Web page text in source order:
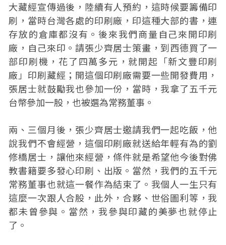
大藏經宣傳過後，陸續有人預約，這時候要籌備印
刷，當時台灣各處的印刷廠，印這種大部的書，連
存放的倉庫都沒有。後來我們商量自己來開印刷
廠，自己來印。請張少齊居士策畫，到西德買了一
部印刷機，花了四萬多元，就開起「新文豐印刷
廠」印刷藏經；開這個印刷廠需要一些開發費用，
張居士就鼓勵我也參加一份，當時，我拿了五千元
台幣參加一股，也被選為常務董事。
兩、三個月後，張少齊居士邀請我們一起吃飯，他
說我們不會經營，這個印刷廠就送給年輕有為的劉
修橋居士，讓他來經營，條件就是希望他今後對佛
教書籍要多發心印刷、出版。當然，我們的五千元
常務董事也就這一餐作為結束了。我個人一生只有
這麼一次跟人合股，此外，合夥、世俗圖利等，我
都未曾參與。當然，我參與印藏的美夢也就停止
了。